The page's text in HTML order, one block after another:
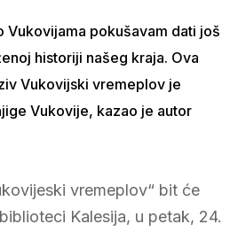
Vukovijama pokušavam dati još
historiji našeg kraja. Ova
Vukovijski vremeplov je
Vukovije, kazao je autor
vremeplov“ bit će
Kalesija, u petak, 24.